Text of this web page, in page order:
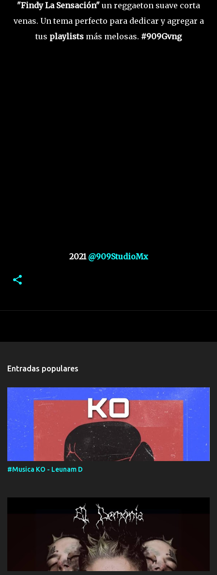
"Findy La Sensación" un reggaeton suave corta
venas. Un tema perfecto para dedicar y agregar a
tus playlists más melosas. #909Gvng
2021 @909StudioMx
Entradas populares
#Musica KO - Leunam D